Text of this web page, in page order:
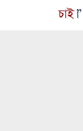
চাই।”